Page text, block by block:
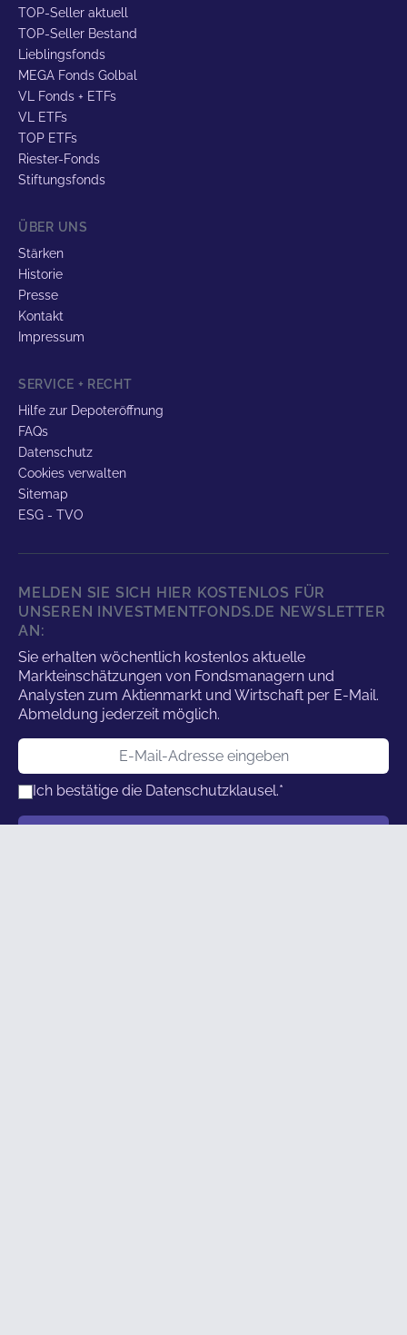
TOP-Seller aktuell
TOP-Seller Bestand
Lieblingsfonds
MEGA Fonds Golbal
VL Fonds + ETFs
VL ETFs
TOP ETFs
Riester-Fonds
Stiftungsfonds
ÜBER UNS
Stärken
Historie
Presse
Kontakt
Impressum
SERVICE + RECHT
Hilfe zur Depoteröffnung
FAQs
Datenschutz
Cookies verwalten
Sitemap
ESG - TVO
MELDEN SIE SICH HIER KOSTENLOS FÜR
UNSEREN INVESTMENTFONDS.DE NEWSLETTER
AN:
Sie erhalten wöchentlich kostenlos aktuelle
Markteinschätzungen von Fondsmanagern und
Analysten zum Aktienmarkt und Wirtschaft per E-Mail.
Abmeldung jederzeit möglich.
E-Mail-Adresse
Ich bestätige die Datenschutzklausel.*
Benutzername